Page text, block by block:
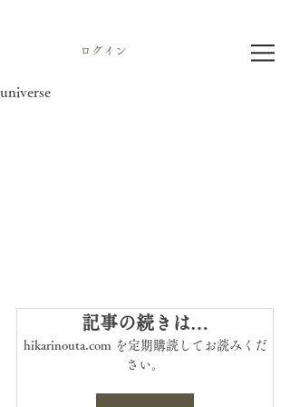
ログイン
universe
記事の続きは…
hikarinouta.com を定期購読してお読みくだ
さい。